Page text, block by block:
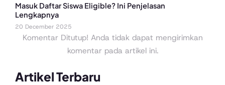
Artikel Terbaru
Masuk Daftar Siswa Eligible? Ini Penjelasan
Lengkapnya
20 December 2025
Komentar Ditutup! Anda tidak dapat mengirimkan
komentar pada artikel ini.